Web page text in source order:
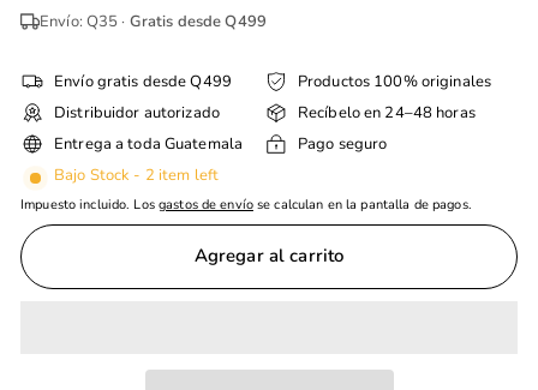
Envío: Q35 · Gratis desde Q499
Envío gratis desde Q499
Productos 100% originales
Distribuidor autorizado
Recíbelo en 24–48 horas
Entrega a toda Guatemala
Pago seguro
Bajo Stock - 2 item left
Impuesto incluido. Los gastos de envíose calculan en la pantalla de pagos.
Agregar al carrito